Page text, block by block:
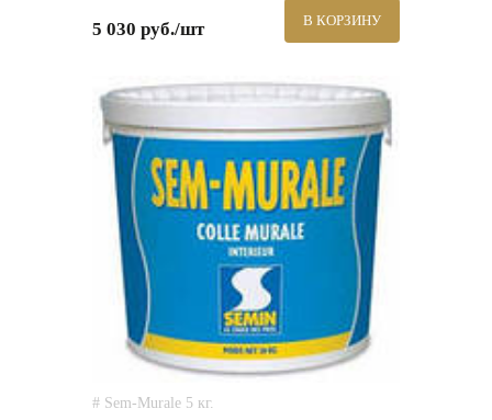
5 030 руб./шт В КОРЗИНУ
# Sem-Murale 5 кг.